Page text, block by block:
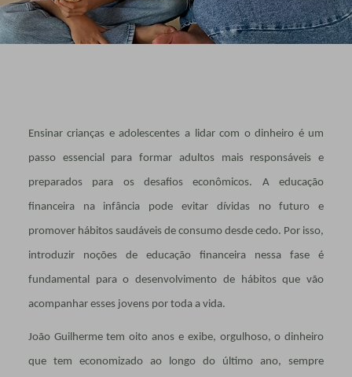
Ensinar crianças e adolescentes a lidar com o dinheiro é um
passo essencial para formar adultos mais responsáveis e
preparados para os desafios econômicos. A educação
financeira na infância pode evitar dívidas no futuro e
promover hábitos saudáveis de consumo desde cedo. Por isso,
introduzir noções de educação financeira nessa fase é
fundamental para o desenvolvimento de hábitos que vão
acompanhar esses jovens por toda a vida.
João Guilherme tem oito anos e exibe, orgulhoso, o dinheiro
que tem economizado ao longo do último ano, sempre